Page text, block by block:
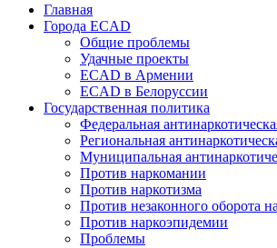
Главная
Города ECAD
Общие проблемы
Удачные проекты
ECAD в Армении
ECAD в Белоруссии
Государственная политика
Федеральная
Региональная
Муниципальная
Против наркомании
Против наркотизма
Против незаконного оборота
Против наркоэпидемии
Проблемы